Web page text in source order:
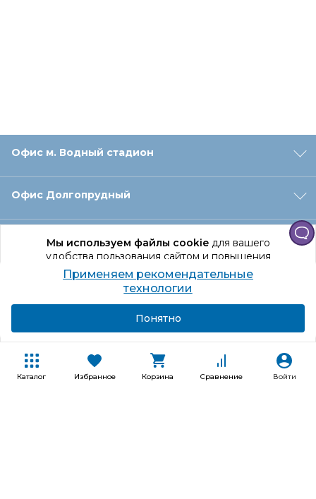
Каталог Избранное Корзина Сравнение Войти
Мы используем файлы cookieдля вашего
удобства пользования сайтом и повышения
качества рекомендаций.
Продолжая использование сайта, вы даете
согласие на обработку персональных данных
Офис м. Водный стадион
Офис Долгопрудный
Офис Санкт‑Петербург
Оформление заказа
Покупателям
Применяем рекомендательные
технологии
Понятно